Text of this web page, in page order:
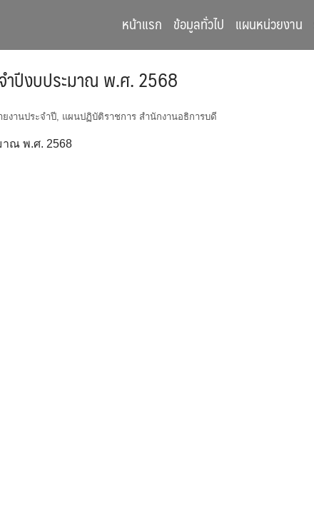
หน้าแรก ข้อมูลทั่วไป แผนหน่วยงาน
ำปีงบประมาณ พ.ศ. 2568
ยงานประจำปี, แผนปฏิบัติราชการ สำนักงานอธิการบดี
าณ พ.ศ. 2568